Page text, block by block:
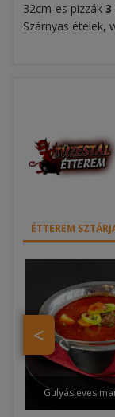
32cm-es pizzák 3
Szárnyas ételek,
ÉTTEREM
<
Gulyásleves